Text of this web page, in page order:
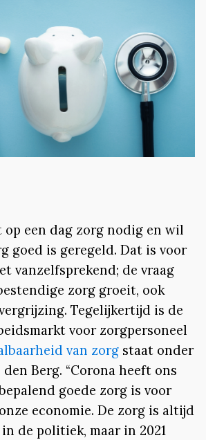
op een dag zorg nodig en wil
goed is geregeld. Dat is voor
vanzelfsprekend; de vraag
zorg groeit, ook
Tegelijkertijd is de
voor zorgpersoneel
van zorg staat onder
Berg. “Corona heeft ons
goede zorg is voor
economie. De zorg is altijd
de politiek, maar in 2021